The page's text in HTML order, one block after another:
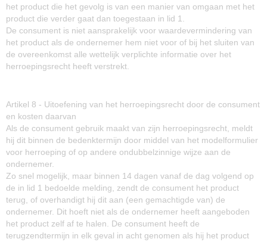
het product die het gevolg is van een manier van omgaan met het
product die verder gaat dan toegestaan in lid 1.
De consument is niet aansprakelijk voor waardevermindering van
het product als de ondernemer hem niet voor of bij het sluiten van
de overeenkomst alle wettelijk verplichte informatie over het
herroepingsrecht heeft verstrekt.
Artikel 8 - Uitoefening van het herroepingsrecht door de consument
en kosten daarvan
Als de consument gebruik maakt van zijn herroepingsrecht, meldt
hij dit binnen de bedenktermijn door middel van het modelformulier
voor herroeping of op andere ondubbelzinnige wijze aan de
ondernemer.
Zo snel mogelijk, maar binnen 14 dagen vanaf de dag volgend op
de in lid 1 bedoelde melding, zendt de consument het product
terug, of overhandigt hij dit aan (een gemachtigde van) de
ondernemer. Dit hoeft niet als de ondernemer heeft aangeboden
het product zelf af te halen. De consument heeft de
terugzendtermijn in elk geval in acht genomen als hij het product